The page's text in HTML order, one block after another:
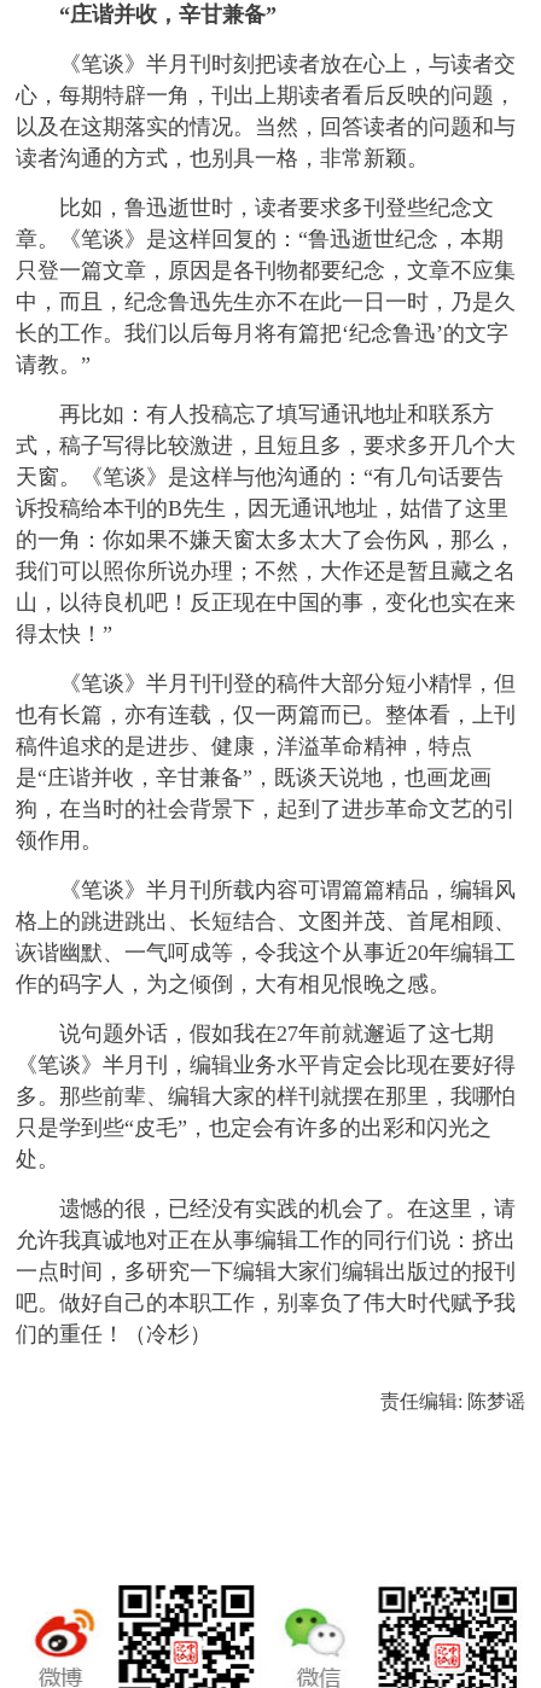
“庄谐并收，辛甘兼备”
《笔谈》半月刊时刻把读者放在心上，与读者交
心，每期特辟一角，刊出上期读者看后反映的问题，
以及在这期落实的情况。当然，回答读者的问题和与
读者沟通的方式，也别具一格，非常新颖。
比如，鲁迅逝世时，读者要求多刊登些纪念文
章。《笔谈》是这样回复的：“鲁迅逝世纪念，本期
只登一篇文章，原因是各刊物都要纪念，文章不应集
中，而且，纪念鲁迅先生亦不在此一日一时，乃是久
长的工作。我们以后每月将有篇把‘纪念鲁迅’的文字
请教。”
再比如：有人投稿忘了填写通讯地址和联系方
式，稿子写得比较激进，且短且多，要求多开几个大
天窗。《笔谈》是这样与他沟通的：“有几句话要告
诉投稿给本刊的B先生，因无通讯地址，姑借了这里
的一角：你如果不嫌天窗太多太大了会伤风，那么，
我们可以照你所说办理；不然，大作还是暂且藏之名
山，以待良机吧！反正现在中国的事，变化也实在来
得太快！”
《笔谈》半月刊刊登的稿件大部分短小精悍，但
也有长篇，亦有连载，仅一两篇而已。整体看，上刊
稿件追求的是进步、健康，洋溢革命精神，特点
是“庄谐并收，辛甘兼备”，既谈天说地，也画龙画
狗，在当时的社会背景下，起到了进步革命文艺的引
领作用。
《笔谈》半月刊所载内容可谓篇篇精品，编辑风
格上的跳进跳出、长短结合、文图并茂、首尾相顾、
诙谐幽默、一气呵成等，令我这个从事近20年编辑工
作的码字人，为之倾倒，大有相见恨晚之感。
说句题外话，假如我在27年前就邂逅了这七期
《笔谈》半月刊，编辑业务水平肯定会比现在要好得
多。那些前辈、编辑大家的样刊就摆在那里，我哪怕
只是学到些“皮毛”，也定会有许多的出彩和闪光之
处。
遗憾的很，已经没有实践的机会了。在这里，请
允许我真诚地对正在从事编辑工作的同行们说：挤出
一点时间，多研究一下编辑大家们编辑出版过的报刊
吧。做好自己的本职工作，别辜负了伟大时代赋予我
们的重任！（冷杉）
责任编辑: 陈梦谣